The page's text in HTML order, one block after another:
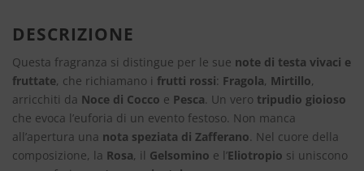
DESCRIZIONE
Questa fragranza si distingue per le sue note di testa vivaci e
fruttate, che richiamano i frutti rossi: Fragola, Mirtillo,
arricchiti da Noce di Cocco e Pesca. Un vero tripudio gioioso
che evoca l’euforia di un evento festoso. Non manca
all’apertura una nota speziata di Zafferano. Nel cuore della
composizione, la Rosa, il Gelsomino e l’Eliotropio si uniscono